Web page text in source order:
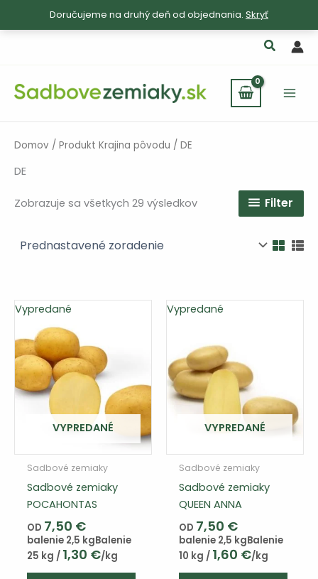
Doručujeme na druhý deň od objednania. Skryť
Domov / Produkt Krajina pôvodu / DE
DE
Zobrazuje sa všetkych 29 výsledkov Filter
Vypredané
VYPREDANÉ
Sadbové zemiaky
Sadbové zemiaky
POCAHONTAS
OD 7,50 €
balenie 2,5 kgBalenie
25 kg / 1,30 €/kg
Vypredané
VYPREDANÉ
Sadbové zemiaky
Sadbové zemiaky
QUEEN ANNA
OD 7,50 €
balenie 2,5 kgBalenie
10 kg / 1,60 €/kg